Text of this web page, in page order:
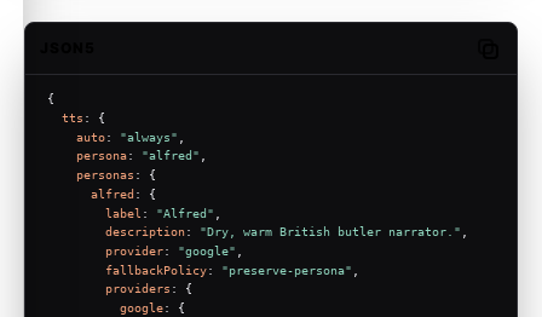
{
tts : {
auto: "always"
persona: "alfred"
personas : {
alfred : {
label : "Alfred"
description: "Dry, warm British butler narrator."
provider: "google"
fallbackPolicy: "preserve-persona"
providers : {
google: {